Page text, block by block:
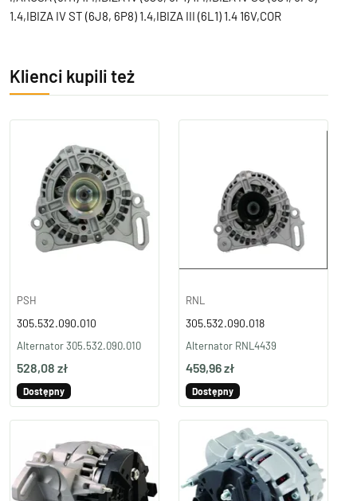
1.4,IBIZA IV ST (6J8, 6P8) 1.4,IBIZA III (6L1) 1.4 16V,COR
Klienci kupili też
PSH
305.532.090.010
Alternator 305.532.090.010
528,08 zł
Dostępny
RNL
305.532.090.018
Alternator RNL4439
459,96 zł
Dostępny